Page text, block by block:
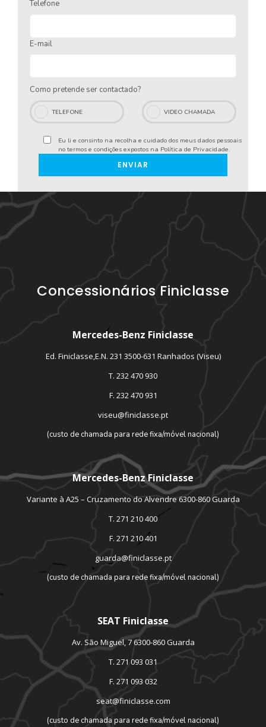
Telefone
E-mail
Como pretende ser contactado?
TELEFONE VIDEO CHAMADA
Eu li e consinto na recolha e cuidado dos meus dados pessoais
no termos e condições expostos na Política de Privacidade.
ENVIAR
Concessionários Finiclasse
Mercedes-Benz Finiclasse
Ed. Finiclasse,E.N. 231 3500-631 Ranhados (Viseu)
T. 232 470 930
F. 232 470 931
viseu@finiclasse.pt
(custo de chamada para rede fixa/móvel nacional)
Mercedes-Benz Finiclasse
Variante à A25 – Cruzamento do Alvendre 6300-860 Guarda
T. 271 210 400
F. 271 210 401
guarda@finiclasse.pt
(custo de chamada para rede fixa/móvel nacional)
SEAT Finiclasse
Av. São Miguel, 7 6300-860 Guarda
T. 271 093 031
F. 271 093 032
seat@finiclasse.com
(custo de chamada para rede fixa/móvel nacional)